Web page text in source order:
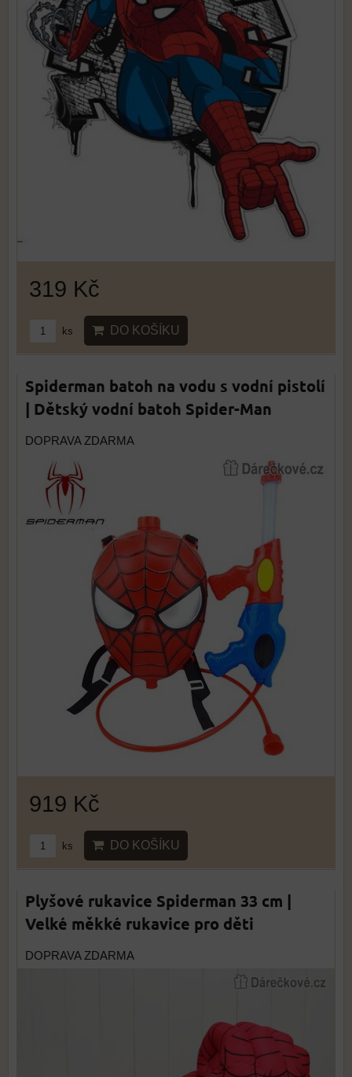
319 Kč
ks DO KOŠÍKU
Spiderman batoh na vodu s vodní pistolí
| Dětský vodní batoh Spider-Man
DOPRAVA ZDARMA
919 Kč
ks DO KOŠÍKU
Plyšové rukavice Spiderman 33 cm |
Velké měkké rukavice pro děti
DOPRAVA ZDARMA